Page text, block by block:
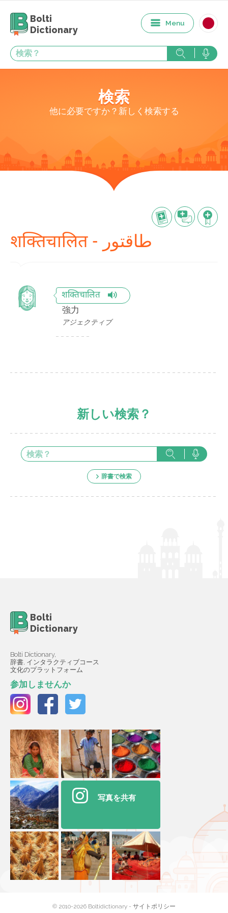
Bolti
Dictionary
Menu
検索
他に必要ですか？新しく検索する
शक्तिचालित - طاقتور
शक्तिचालित
強力
アジェクティブ
新しい検索？
辞書で検索
Bolti
Dictionary
Bolti Dictionary,
辞書, インタラクティブコース
文化のプラットフォーム
参加しませんか
写真を共有
© 2010-2026 Boltidictionary - サイトポリシー